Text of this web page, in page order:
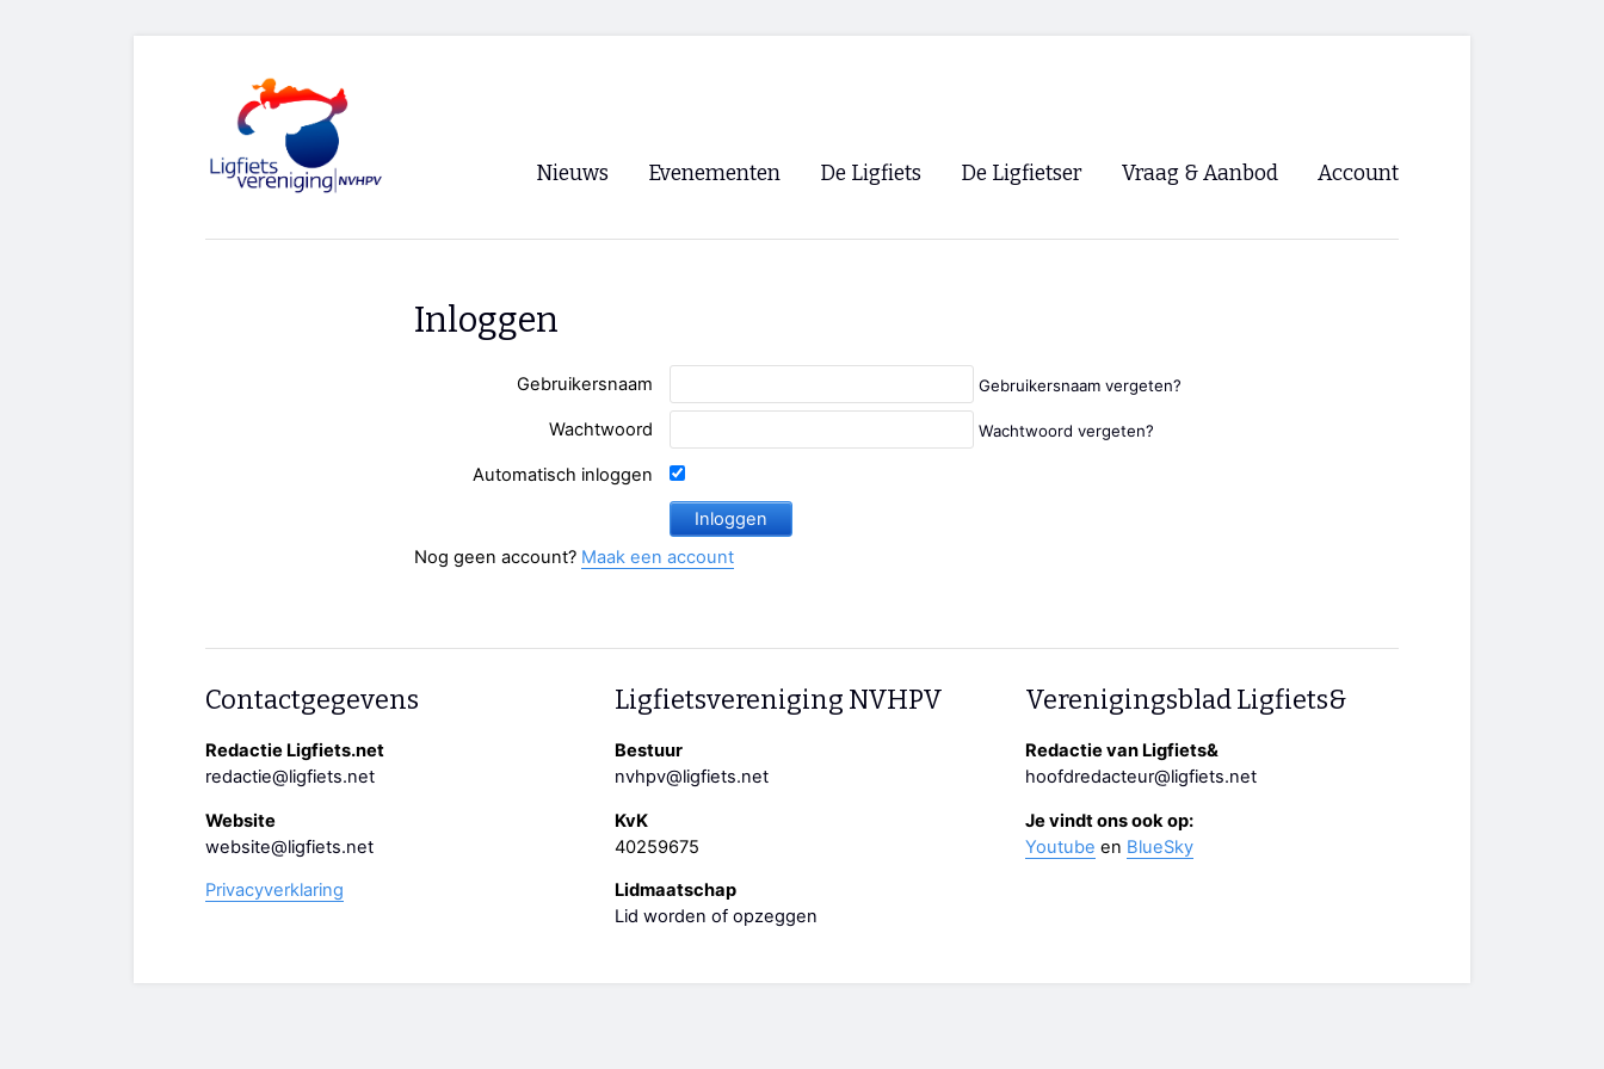
Nieuws Evenementen
Paastreffen
Oliebollentocht
De Ligfiets De Ligfietser
Lokale Fietsverenigingen
Vraag & Aanbod Account
Inloggen
Gebruikersnaam Gebruikersnaam vergeten?
Wachtwoord Wachtwoord vergeten?
Automatisch inloggen
Nog geen account? Maak een account
Contactgegevens
Redactie Ligfiets.net
redactie@ligfiets.net
Website
website@ligfiets.net
Privacyverklaring
Ligfietsvereniging NVHPV
Bestuur
nvhpv@ligfiets.net
KvK
40259675
Lidmaatschap
Lid worden of opzeggen
Verenigingsblad Ligfiets&
Redactie van Ligfiets&
hoofdredacteur@ligfiets.net
Je vindt ons ook op:
Youtube en BlueSky